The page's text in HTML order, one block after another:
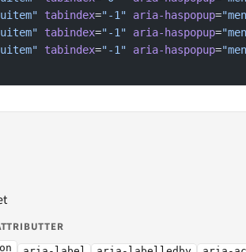
tabindex="-1" aria-haspopup=
tabindex="-1" aria-haspopup=
tabindex="-1" aria-haspopup=